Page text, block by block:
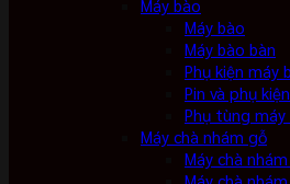
Máy bào
Máy bào
Máy bào bàn
Phụ kiện máy
Pin và phụ
Phụ tùng
Máy chà nhám gỗ
Máy chà